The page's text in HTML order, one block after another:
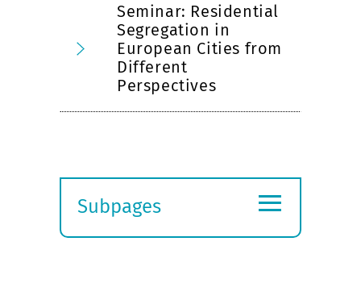
Seminar: Residential
Segregation in
European Cities from
Different
Perspectives
Subpages
≡